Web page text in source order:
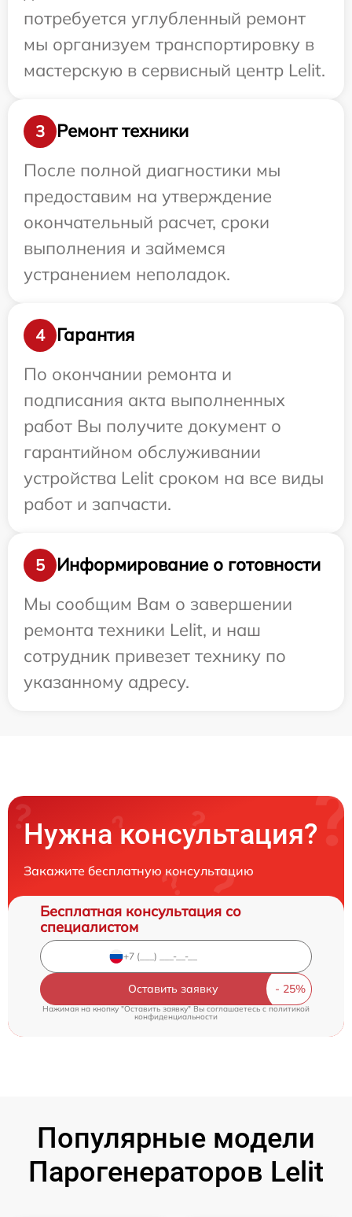
потребуется углубленный ремонт
мы организуем транспортировку в
мастерскую в сервисный центр Lelit.
3
Ремонт техники
После полной диагностики мы
предоставим на утверждение
окончательный расчет, сроки
выполнения и займемся
устранением неполадок.
4
Гарантия
По окончании ремонта и
подписания акта выполненных
работ Вы получите документ о
гарантийном обслуживании
устройства Lelit сроком на все виды
работ и запчасти.
5
Информирование о готовности
Мы сообщим Вам о завершении
ремонта техники Lelit, и наш
сотрудник привезет технику по
указанному адресу.
Нужна консультация?
Закажите бесплатную консультацию
Бесплатная консультация со
специалистом
Оставить заявку
Нажимая на кнопку "Оставить заявку" Вы соглашаетесь cполитикой
конфиденциальности
Популярные модели
Парогенераторов Lelit